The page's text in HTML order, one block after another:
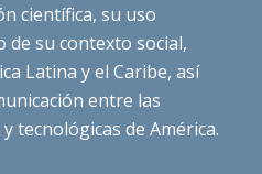
científica, su uso
su contexto social,
Latina y el Caribe, así
entre las
tecnológicas de América.